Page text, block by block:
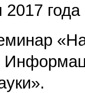
2017 года